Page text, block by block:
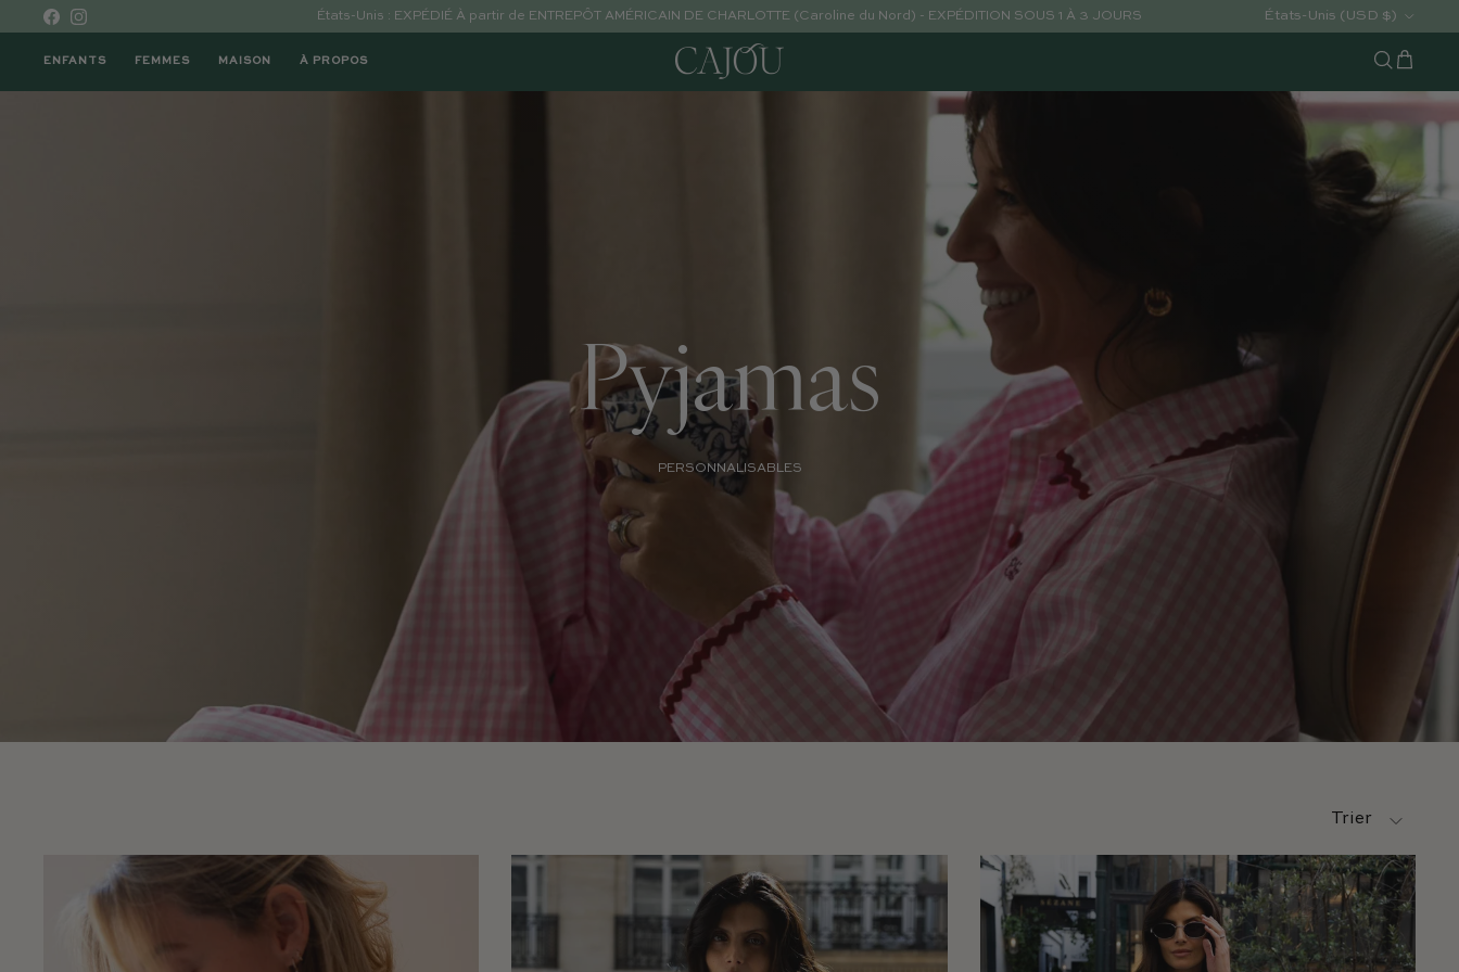
Skip to content
Facebook
Instagram États-Unis : EXPÉDIÉ À partir de ENTREPÔT AMÉRICAIN DE CHARLOTTE (Caroline du Nord) - EXPÉDITION SOUS 1 À 3 JOURS
Pays/Région
États-Unis (USD $)
ENFANTS FEMMES MAISON À PROPOS
Recherche
Chariot
Pyjamas
PERSONNALISABLES
Trier par
Trier